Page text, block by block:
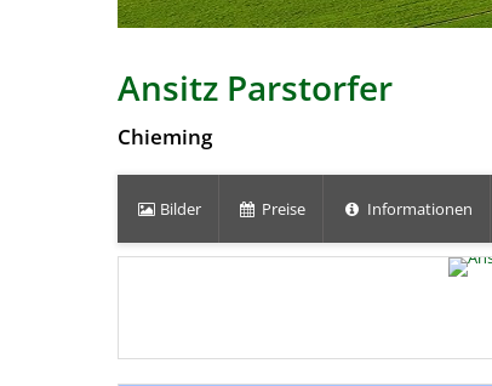
Ansitz Parstorfer
Chieming
Bilder Preise Informationen